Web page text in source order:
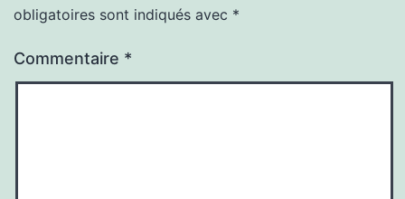
obligatoires sont indiqués avec *
Commentaire *